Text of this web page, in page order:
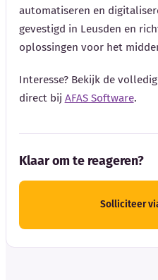
automatiseren en
gevestigd in Leusden en
oplossingen voor het
Interesse? Bekijk de
direct bij AFAS Software.
Klaar om te reageren?
Solliciteer